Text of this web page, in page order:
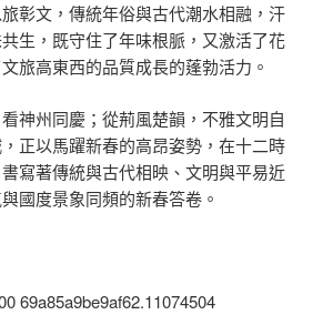
彰文，傳統年俗與古代潮水相融，汗
生，既守住了年味根脈，又激活了花
旅高東西的品質成長的蓬勃活力。
神州同慶；從荊風楚韻，不雅文明自
正以馬躍新春的高昂姿勢，在十二時
寫著傳統與古代相映、文明與平易近
國度景象同頻的新春答卷。
69a85a9be9af62.11074504